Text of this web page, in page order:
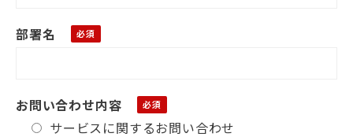
部署名
お問い合わせ内容
サービスに関するお問い合わせ